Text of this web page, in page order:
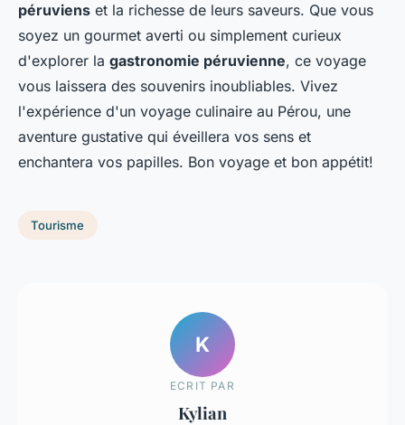
péruviens et la richesse de leurs saveurs. Que vous
soyez un gourmet averti ou simplement curieux
d'explorer la gastronomie péruvienne, ce voyage
vous laissera des souvenirs inoubliables. Vivez
l'expérience d'un voyage culinaire au Pérou, une
aventure gustative qui éveillera vos sens et
enchantera vos papilles. Bon voyage et bon appétit!
Tourisme
K
ECRIT PAR
Kylian